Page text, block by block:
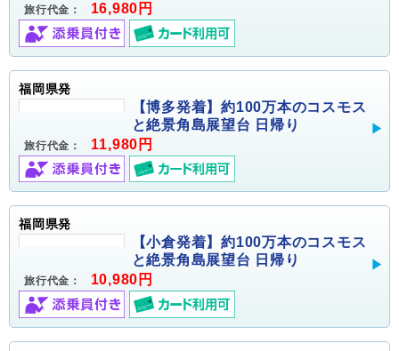
旅行代金： 16,980円
福岡県発
【博多発着】約100万本のコスモス
と絶景角島展望台 日帰り
旅行代金： 11,980円
福岡県発
【小倉発着】約100万本のコスモス
と絶景角島展望台 日帰り
旅行代金： 10,980円